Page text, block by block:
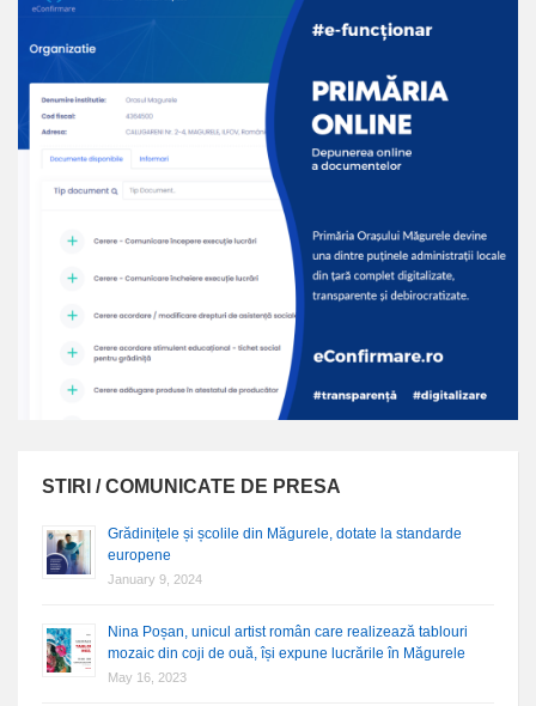
STIRI / COMUNICATE DE PRESA
Grădinițele și școlile din Măgurele, dotate la standarde
europene
January 9, 2024
Nina Poșan, unicul artist român care realizează tablouri
mozaic din coji de ouă, își expune lucrările în Măgurele
May 16, 2023